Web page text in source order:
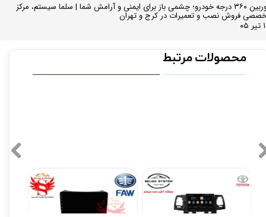
دوربین ۳۶۰ درجه خودرو؛ چشمی باز برای ایمنی و آرامش شما | سلما سیستم، مرکز
فروش نصب و تعمیرات در کرج و تهران
محصولات مرتبط
مانیتور فابریک بسترن B50 اندرویدی فولتاچ مدل PM
۱۲,۹۰۰,۰۰۰ تومان
مانیتور فابریک اندروید هایلوکس
۱۲,۹۰۰,۰۰۰ تومان